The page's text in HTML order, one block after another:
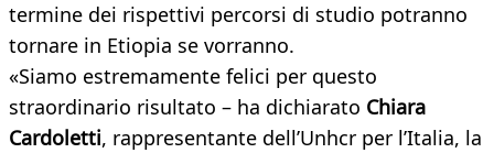
termine dei rispettivi percorsi di studio potranno
tornare in Etiopia se vorranno.
«Siamo estremamente felici per questo
straordinario risultato – ha dichiarato Chiara
Cardoletti, rappresentante dell’Unhcr per l’Italia, la